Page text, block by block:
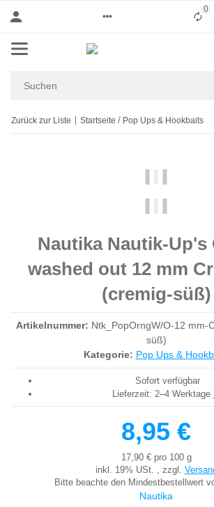
0
Zurück zur Liste Startseite Pop Ups & Hookbaits
Nautika Nautik-Up's
washed out 12 mm
(cremig-süß)
Artikelnummer: Ntk_PopOrngW/O-12 mm-
süß)
Kategorie: Pop Ups &
Sofort verfügbar
Lieferzeit: 2–4 Werktage
8,95 €
17,90 € pro 100 g
inkl. 19% USt. , zzgl.
Bitte beachte den Mindestbestellwert
Nautika